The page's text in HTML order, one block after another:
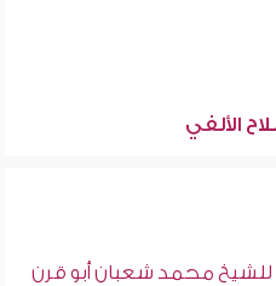
الألفي
محمد شعبان أبو قرن